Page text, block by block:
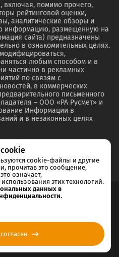
включая, помимо прочего,
рейтинговой оценки,
аналитические обзоры и
информацию, размещенную на
сайта) предназначены
в ознакомительных целях.
любым способом и в
частично в рекламных
по связям с
в коммерческих
письменного
– ООО «РА Русмет» и
Информации в
и в незаконных целях
персональных данных
cookie-файлы и другие
прочитав это сообщение,
означает,
этих технологий.
данных в